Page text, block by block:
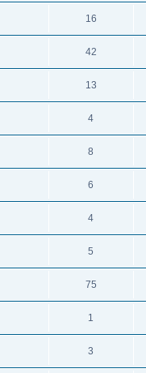
16
42
13
4
8
6
4
5
75
1
3